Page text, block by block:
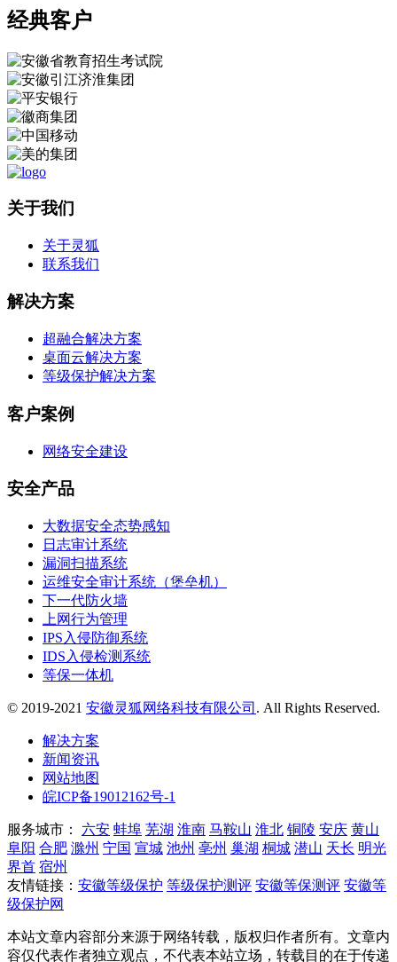
经典客户
关于我们
关于灵狐
联系我们
解决方案
超融合解决方案
桌面云解决方案
等级保护解决方案
客户案例
网络安全建设
安全产品
大数据安全态势感知
日志审计系统
漏洞扫描系统
运维安全审计系统（堡垒机）
下一代防火墙
上网行为管理
IPS入侵防御系统
IDS入侵检测系统
等保一体机
© 2019-2021 安徽灵狐网络科技有限公司 . All Rights Reserved.
解决方案
新闻资讯
网站地图
皖ICP备19012162号-1
服务城市： 六安 蚌埠 芜湖 淮南 马鞍山 淮北 铜陵 安庆 黄山
阜阳 合肥 滁州 宁国 宣城 池州 亳州 巢湖 桐城 潜山 天长 明光
界首 宿州
友情链接： 安徽等级保护 等级保护测评 安徽等保测评 安徽等
级保护网
本站文章内容部分来源于网络转载，版权归作者所有。文章内
容仅代表作者独立观点，不代表本站立场，转载目的在于传递